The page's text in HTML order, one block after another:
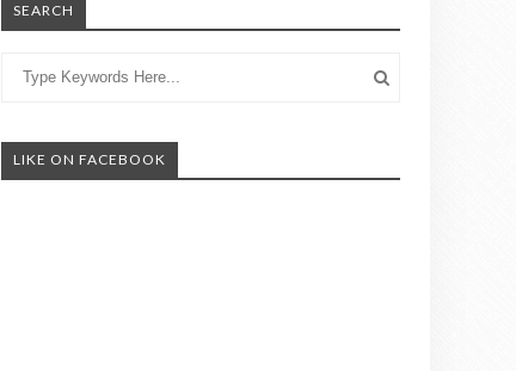
SEARCH
LIKE ON FACEBOOK